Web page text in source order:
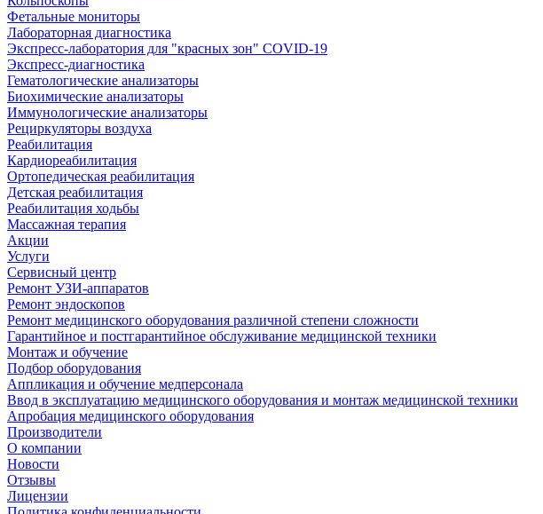
Фетальные мониторы
Лабораторная диагностика
Экспресс-лаборатория для "красных зон" COVID-19
Экспресс-диагностика
Гематологические анализаторы
Биохимические анализаторы
Иммунологические анализаторы
Рециркуляторы воздуха
Реабилитация
Кардиореабилитация
Ортопедическая реабилитация
Детская реабилитация
Реабилитация ходьбы
Массажная терапия
Акции
Услуги
Сервисный центр
Ремонт УЗИ-аппаратов
Ремонт эндоскопов
Ремонт медицинского оборудования различной степени сложности
Гарантийное и постгарантийное обслуживание медицинской техники
Монтаж и обучение
Подбор оборудования
Аппликация и обучение медперсонала
Ввод в эксплуатацию медицинского оборудования и монтаж медицинской техники
Апробация медицинского оборудования
Производители
О компании
Новости
Отзывы
Лицензии